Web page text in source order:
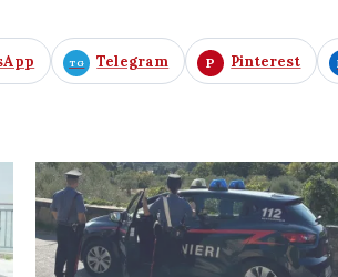
Telegram Pinterest